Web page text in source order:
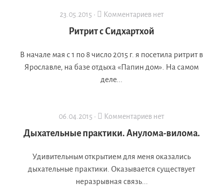
23.05.2015 · Комментариев нет
Ритрит с Сидхартхой
В начале мая с 1 по 8 число 2015 г. я посетила ритрит в
Ярославле, на базе отдыха «Папин дом». На самом
деле...
06.04.2015 · Комментариев нет
Дыхательные практики. Анулома-вилома.
Удивительным открытием для меня оказались
дыхательные практики. Оказывается существует
неразрывная связь...